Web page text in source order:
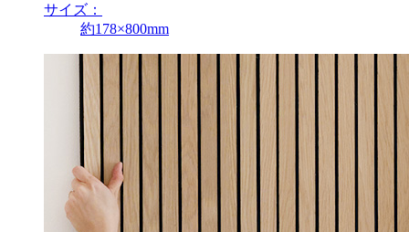
サイズ：
約178×800mm